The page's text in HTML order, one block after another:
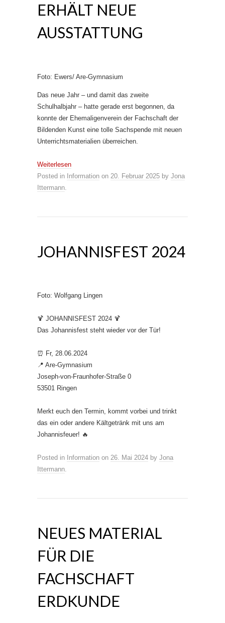
ERHÄLT NEUE
AUSSTATTUNG
Foto: Ewers/ Are-Gymnasium
Das neue Jahr – und damit das zweite
Schulhalbjahr – hatte gerade erst begonnen, da
konnte der Ehemaligenverein der Fachschaft der
Bildenden Kunst eine tolle Sachspende mit neuen
Unterrichtsmaterialien überreichen.
Weiterlesen
Posted in Information on 20. Februar 2025 by Jona
Ittermann
JOHANNISFEST 2024
Foto: Wolfgang Lingen
🍹 JOHANNISFEST 2024 🍹
Das Johannisfest steht wieder vor der Tür!
⏰ Fr, 28.06.2024
📍 Are-Gymnasium
Joseph-von-Fraunhofer-Straße 0
53501 Ringen
Merkt euch den Termin, kommt vorbei und trinkt
das ein oder andere Kältgetränk mit uns am
Johannisfeuer! 🔥
Posted in Information on 26. Mai 2024 by Jona
Ittermann.
NEUES MATERIAL
FÜR DIE
FACHSCHAFT
ERDKUNDE